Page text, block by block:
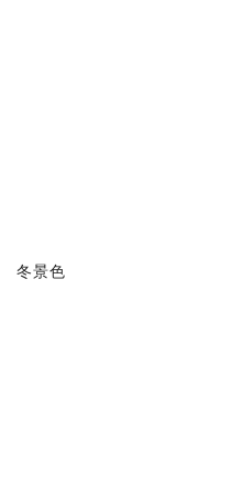
冬景色